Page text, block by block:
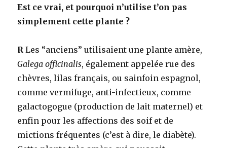
Est ce vrai, et pourquoi n’utilise t’on pas
simplement cette plante ?
R Les “anciens” utilisaient une plante amère,
Galega officinalis, également appelée rue des
chèvres, lilas français, ou sainfoin espagnol,
comme vermifuge, anti-infectieux, comme
galactogogue (production de lait maternel) et
enfin pour les affections des soif et de
mictions fréquentes (c’est à dire, le diabète).